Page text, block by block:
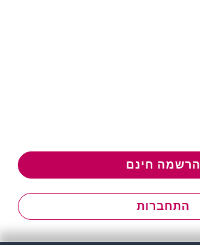
הרשמה חינם
התחברות